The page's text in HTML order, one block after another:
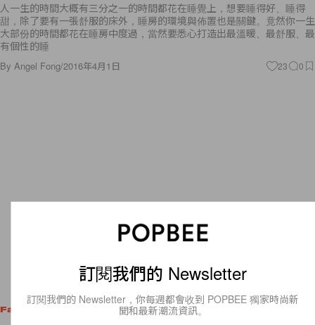
人一生的時間大概有三分之一的時間都花在睡覺上，想要睡得好、睡得
甜，除了要有一張舒服的床外，睡房的環境與佈置也是關鍵。竟然你一生
大部份的時間都花在睡房中度過，當然要悉心打造出最溫暖、最舒服、最
有個性的睡
By Angel Fong/2016年4月1日 23 0
Fashion
訂閱我們的 Newsletter
訂閱我們的 Newsletter，你每週都會收到 POPBEE 獨家時尚新
聞和最新潮流資訊。